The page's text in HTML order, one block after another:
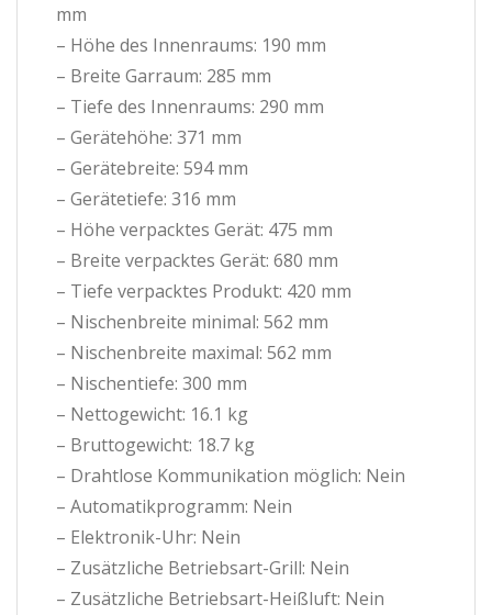
mm
– Höhe des Innenraums: 190 mm
– Breite Garraum: 285 mm
– Tiefe des Innenraums: 290 mm
– Gerätehöhe: 371 mm
– Gerätebreite: 594 mm
– Gerätetiefe: 316 mm
– Höhe verpacktes Gerät: 475 mm
– Breite verpacktes Gerät: 680 mm
– Tiefe verpacktes Produkt: 420 mm
– Nischenbreite minimal: 562 mm
– Nischenbreite maximal: 562 mm
– Nischentiefe: 300 mm
– Nettogewicht: 16.1 kg
– Bruttogewicht: 18.7 kg
– Drahtlose Kommunikation möglich: Nein
– Automatikprogramm: Nein
– Elektronik-Uhr: Nein
– Zusätzliche Betriebsart-Grill: Nein
– Zusätzliche Betriebsart-Heißluft: Nein